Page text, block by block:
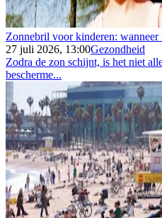
Zonnebril voor kinderen: wanneer
27 juli 2026, 13:00Gezondheid
Zodra de zon schijnt, is het niet
bescherme...